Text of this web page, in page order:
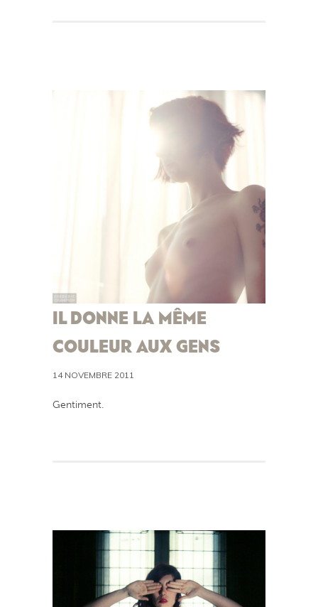
IL DONNE LA MÊME
COULEUR AUX GENS
14 NOVEMBRE 2011
Gentiment.